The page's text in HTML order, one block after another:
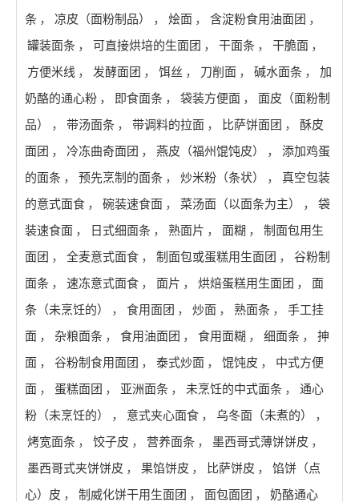
条 ， 凉皮（面粉制品） ， 烩面 ， 含淀粉食用油面团 ，
罐装面条 ， 可直接烘培的生面团 ， 干面条 ， 干脆面 ，
方便米线 ， 发酵面团 ， 饵丝 ， 刀削面 ， 碱水面条 ，
加
奶酪的通心粉 ， 即食面条 ， 袋装方便面 ，
面皮（面粉制
品）
， 带汤面条 ， 带调料的拉面 ， 比萨饼面团 ，
酥皮
面团 ， 冷冻曲奇面团 ， 燕皮（福州馄饨皮） ，
添加鸡蛋
的面条 ， 预先烹制的面条 ， 炒米粉（条状） ，
真空包装
的意式面食 ， 碗装速食面 ， 菜汤面（以面条为主） ，
袋
装速食面 ， 日式细面条 ， 熟面片 ， 面糊 ，
制面包用生
面团 ， 全麦意式面食 ， 制面包或蛋糕用生面团 ，
谷粉制
面条 ， 速冻意式面食 ， 面片 ， 烘焙蛋糕用生面团 ，
面
条（未烹饪的）
， 食用面团 ， 炒面 ， 熟面条 ，
手工挂
面 ， 杂粮面条 ， 食用油面团 ， 食用面糊 ， 细面条 ，
抻
面 ， 谷粉制食用面团 ， 泰式炒面 ， 馄饨皮 ，
中式方便
面 ， 蛋糕面团 ， 亚洲面条 ， 未烹饪的中式面条 ，
通心
粉（未烹饪的）
， 意式夹心面食 ， 乌冬面（未煮的）
，
烤宽面条 ， 饺子皮 ， 营养面条 ， 墨西哥式薄饼饼皮 ，
墨西哥式夹饼饼皮 ， 果馅饼皮 ， 比萨饼皮 ，
馅饼（点
心）皮 ， 制威化饼干用生面团 ， 面包面团 ，
奶酪通心